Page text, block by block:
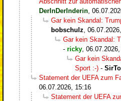
DerInDerInderin
Gar kein Skandal:
bobschulz
Gar kein Skandal:
- ricky
Gar kein
Sport :-) -
Statement der UEFA zum
06.07.2026, 15:16
Statement der UEFA